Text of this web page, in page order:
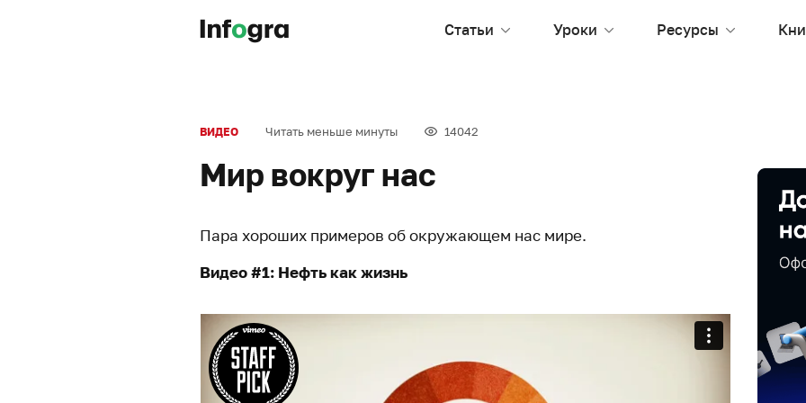
Статьи Уроки Ресурсы
ВИДЕО Читать меньше минуты 14042
Мир вокруг нас
Пара хороших примеров об окружающем нас мире.
Видео #1: Нефть как жизнь